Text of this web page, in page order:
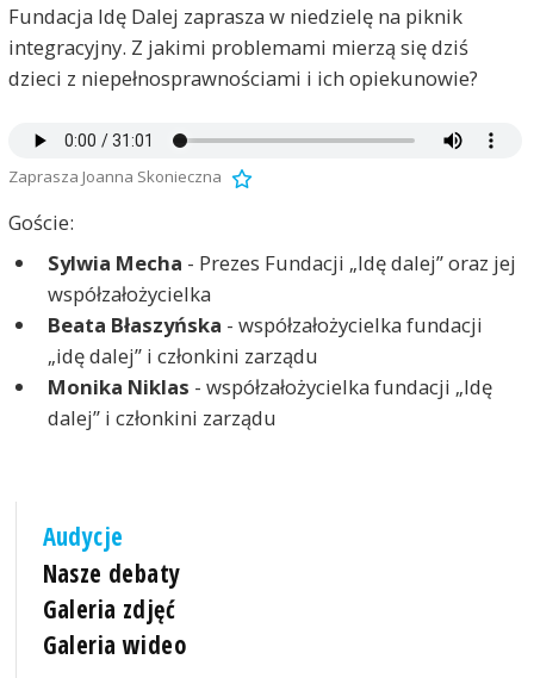
Fundacja Idę Dalej zaprasza w niedzielę na piknik
integracyjny. Z jakimi problemami mierzą się dziś
dzieci z niepełnosprawnościami i ich opiekunowie?
Zaprasza Joanna Skonieczna
Goście:
Sylwia Mecha - Prezes Fundacji „Idę dalej” oraz jej
współzałożycielka
Beata Błaszyńska - współzałożycielka fundacji
„idę dalej” i członkini zarządu
Monika Niklas - współzałożycielka fundacji „Idę
dalej” i członkini zarządu
Audycje
Nasze debaty
Galeria zdjęć
Galeria wideo